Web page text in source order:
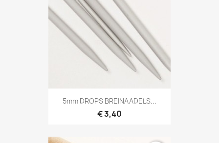
5mm DROPS BREINAADELS...
€ 3,40